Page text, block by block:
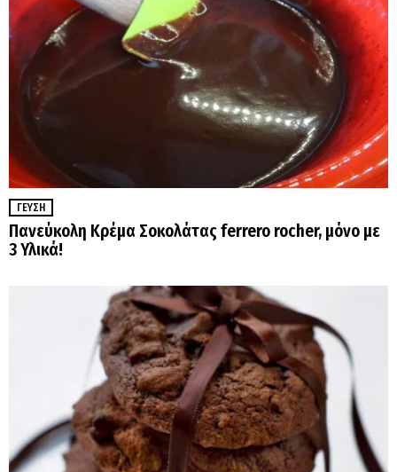
ΓΕΎΣΗ
Πανεύκολη Κρέμα Σοκολάτας ferrero rocher, μόνο με
3 Υλικά!